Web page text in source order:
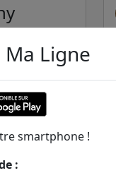
la gare
268m
Ligne
smartphone !
: